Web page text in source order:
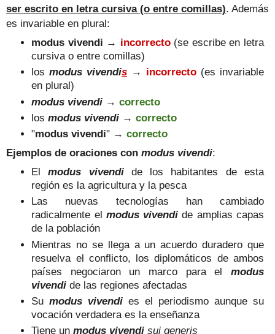
ser escrito en letra cursiva (o entre comillas). Además
es invariable en plural:
modus vivendi → incorrecto (se escribe en letra
cursiva o entre comillas)
losmodus vivendis → incorrecto (es invariable
en plural)
modus vivendi →correcto
losmodus vivendi →correcto
"modus vivendi" →correcto
Ejemplos de oraciones con modus vivendi:
Elmodus vivendide los habitantes de esta
región es la agricultura y la pesca
Las nuevas tecnologías han cambiado
radicalmente el modus vivendi de amplias capas
de la población
Mientras no se llega a un acuerdo duradero que
resuelva el conflicto, los diplomáticos de ambos
países negociaron un marco para el modus
vivendi de las regiones afectadas
Sumodus vivendi es el periodismo aunque su
vocación verdadera es la enseñanza
Tiene un modus vivendi sui generis